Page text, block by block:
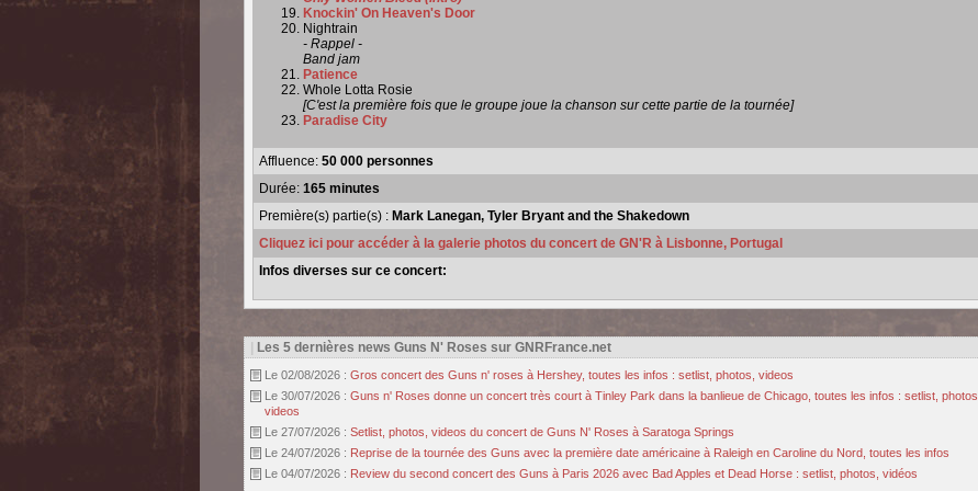
Knockin' On Heaven's Door
Nightrain
- Rappel -
Band jam
Patience
Whole Lotta Rosie
[C'est la première fois que le groupe joue la chanson sur cette partie de la tournée]
Paradise City
Affluence: 50 000 personnes
Durée: 165 minutes
Première(s) partie(s) : Mark Lanegan, Tyler Bryant and the Shakedown
Cliquez ici pour accéder à la galerie photos du concert de GN'R à Lisbonne, Portugal
Infos diverses sur ce concert:
Les 5 dernières news Guns N' Roses sur GNRFrance.net
Le 02/08/2026 : Gros concert des Guns n' roses à Hershey, toutes les infos : setlist, photos, videos
Le 30/07/2026 : Guns n' Roses donne un concert très court à Tinley Park dans la banlieue de Chicago, toutes les infos : setlist, photos,
videos
Le 27/07/2026 : Setlist, photos, videos du concert de Guns N' Roses à Saratoga Springs
Le 24/07/2026 : Reprise de la tournée des Guns avec la première date américaine à Raleigh en Caroline du Nord, toutes les infos
Le 04/07/2026 : Review du second concert des Guns à Paris 2026 avec Bad Apples et Dead Horse : setlist, photos, vidéos